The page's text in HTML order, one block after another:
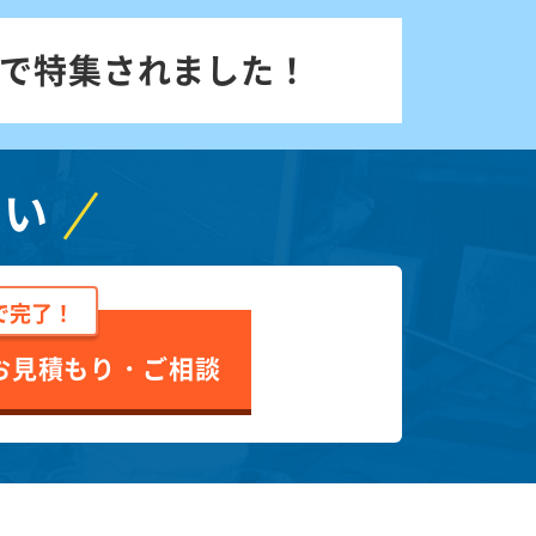
特集されました！
完了！
見積もり・ご相談